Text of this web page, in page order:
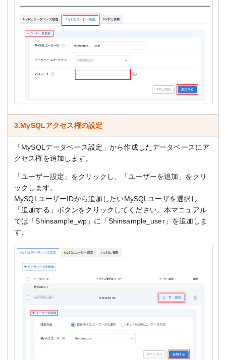
3.MySQLアクセス権の設定
「MySQLデータベース設定」から作成したデータベースにア
クセス権を追加します。
「ユーザー設定」をクリックし、「ユーザーを追加」をクリ
ックします。
MySQLユーザーIDから追加したいMySQLユーザを選択し
「追加する」ボタンをクリックしてください。本マニュアル
では「Shinsample_wp」に「Shinsample_user」を追加しま
す。